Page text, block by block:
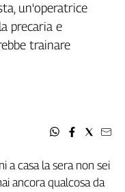
un'operatrice
precaria e
trainare
a casa la sera non sei
ancora qualcosa da